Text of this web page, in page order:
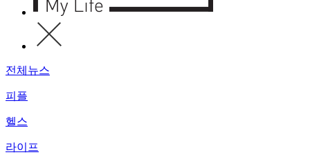
전체뉴스
피플
헬스
라이프